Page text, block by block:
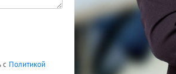
с Политикой